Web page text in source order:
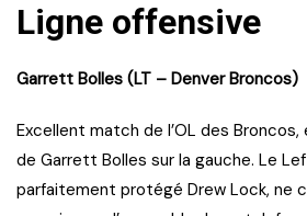
Ligne offensive
Garrett Bolles (LT – Denver Broncos)
Excellent match de l’OL des
de Garrett Bolles sur la gauche. Le
parfaitement protégé Drew Lock, ne